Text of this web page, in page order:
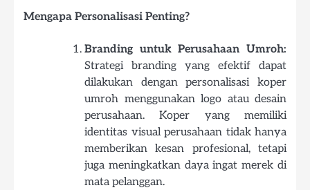
Mengapa Personalisasi Penting?
Branding untuk Perusahaan Umroh:
Strategi branding yang efektif dapat
dilakukan dengan personalisasi koper
umroh menggunakan logo atau desain
perusahaan. Koper yang memiliki
identitas visual perusahaan tidak hanya
memberikan kesan profesional, tetapi
juga meningkatkan daya ingat merek di
mata pelanggan.